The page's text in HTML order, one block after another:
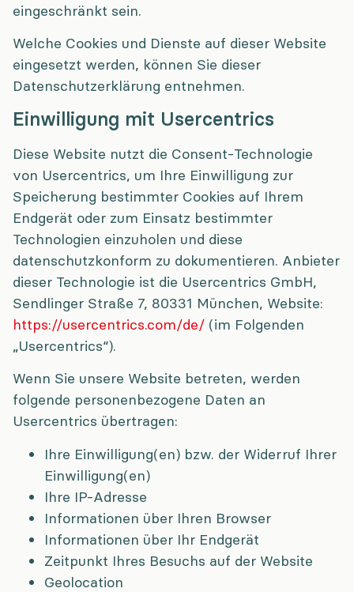
eingeschränkt sein.
Welche Cookies und Dienste auf dieser Website
eingesetzt werden, können Sie dieser
Datenschutzerklärung entnehmen.
Einwilligung mit Usercentrics
Diese Website nutzt die Consent-Technologie
von Usercentrics, um Ihre Einwilligung zur
Speicherung bestimmter Cookies auf Ihrem
Endgerät oder zum Einsatz bestimmter
Technologien einzuholen und diese
datenschutzkonform zu dokumentieren. Anbieter
dieser Technologie ist die Usercentrics GmbH,
Sendlinger Straße 7, 80331 München, Website:
https://usercentrics.com/de/ (im Folgenden
„Usercentrics“).
Wenn Sie unsere Website betreten, werden
folgende personenbezogene Daten an
Usercentrics übertragen:
Ihre Einwilligung(en) bzw. der Widerruf Ihrer
Einwilligung(en)
Ihre IP-Adresse
Informationen über Ihren Browser
Informationen über Ihr Endgerät
Zeitpunkt Ihres Besuchs auf der Website
Geolocation